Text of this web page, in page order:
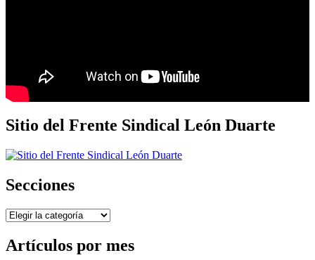
Sitio del Frente Sindical León Duarte
Secciones
Secciones
Artículos por mes